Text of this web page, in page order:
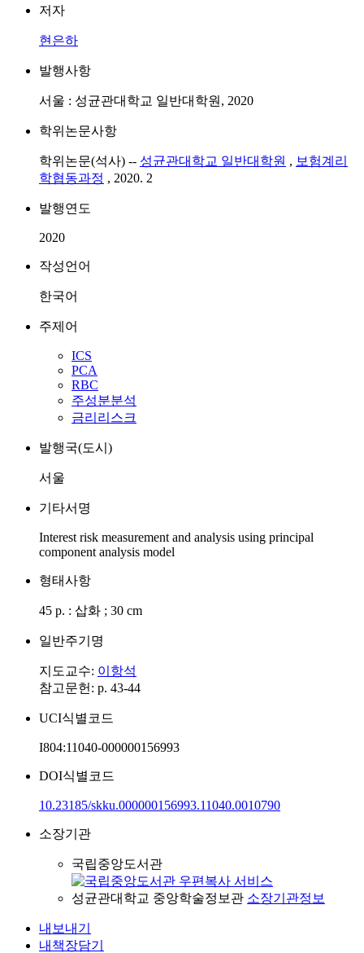
저자
현은하
발행사항
서울 : 성균관대학교 일반대학원, 2020
학위논문사항
학위논문(석사) -- 성균관대학교 일반대학원 , 보험계리
학협동과정 , 2020. 2
발행연도
2020
작성언어
한국어
주제어
ICS
PCA
RBC
주성분분석
금리리스크
발행국(도시)
서울
기타서명
Interest risk measurement and analysis using principal
component analysis model
형태사항
45 p. : 삽화 ; 30 cm
일반주기명
지도교수: 이항석
참고문헌: p. 43-44
UCI식별코드
I804:11040-000000156993
DOI식별코드
10.23185/skku.000000156993.11040.0010790
소장기관
국립중앙도서관
성균관대학교 중앙학술정보관 소장기관정보
내보내기
내책장담기